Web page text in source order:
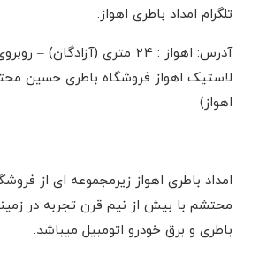
تلگرام امداد باطری اهواز:
آدرس: اهواز : 24 متری (آزادگان) –
لاستیک اهواز فروشگاه باطری حسین
اهواز)
امداد باطری اهواز زیرمجموعه ای از
محتشم با بیش از نیم قرن تجربه در زمینه
باطری و برق خودرو اتومبیل میباشد.